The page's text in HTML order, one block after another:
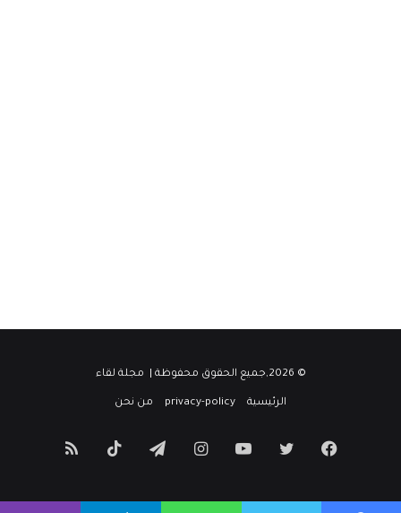
© 2026,جميع الحقوق محفوظة | مجلة لقاء
الرئيسية privacy-policy من نحن
فيسبوكتويتر يوتيوبانستقرامتيلقرام ‫TikTokملخص